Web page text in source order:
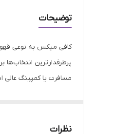
توضیحات
کافی میکس به نوعی
پرطرفدارترین
مسافرت یا کمپینگ
ایمنی بدن کمک می‌کنند.
نظرات